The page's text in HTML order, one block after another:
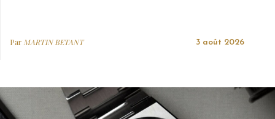
Par MARTIN BETANT 3 août 2026